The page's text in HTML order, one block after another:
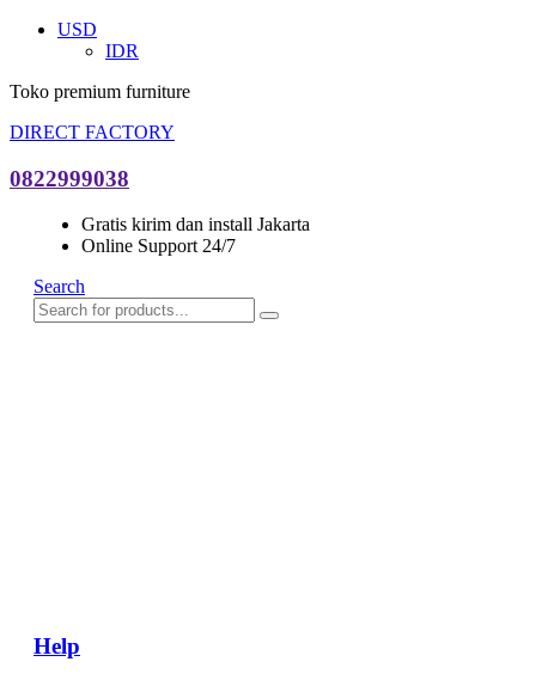
USD
IDR
Toko premium furniture
DIRECT FACTORY
0822999038
Gratis kirim dan install Jakarta
Online Support 24/7
Search
Help